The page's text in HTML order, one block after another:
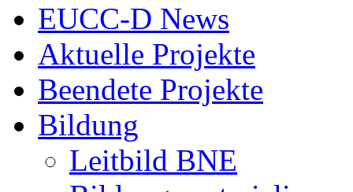
EUCC-D News
Aktuelle Projekte
Beendete Projekte
Bildung
Leitbild BNE